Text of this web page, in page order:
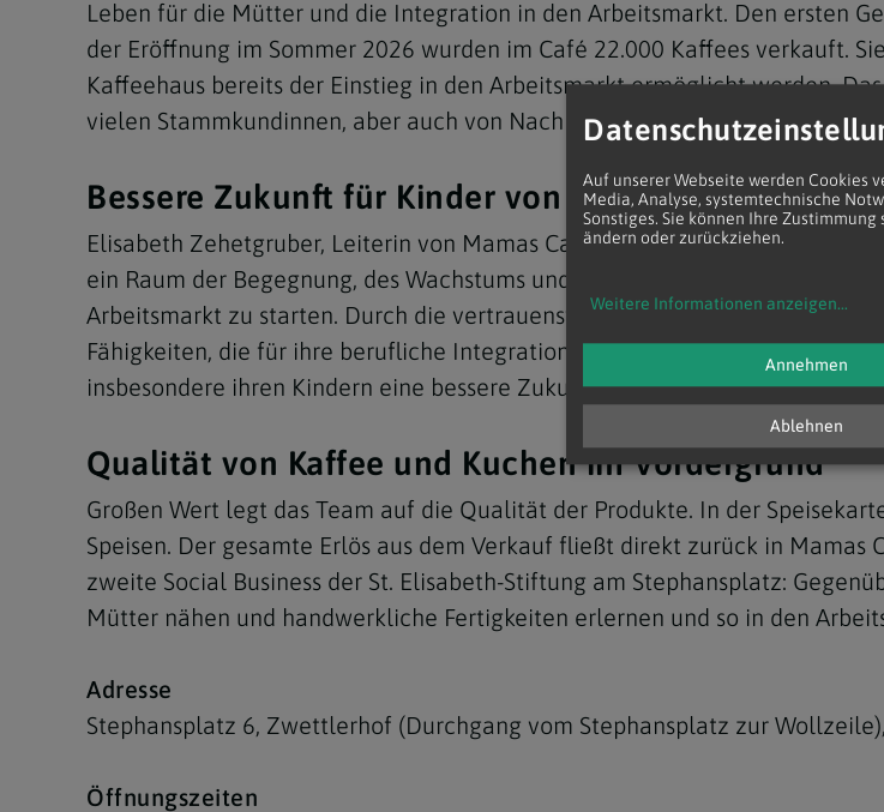
Leben für die Mütter und die Integration in den Arbeitsmarkt. Den ersten
der Eröffnung im Sommer 2026 wurden im Café 22.000 Kaffees verkauft.
Kaffeehaus bereits der Einstieg in den Arbeitsmarkt ermöglicht werden.
vielen Stammkundinnen, aber auch von Nachbarn, Touristinnen und Eltern
Bessere Zukunft für Kinder von Alleinerzieherinnen
Elisabeth Zehetgruber, Leiterin von Mamas Café, erzählt: „Mamas Café ist
ein Raum der Begegnung, des Wachstums und der Hoffnung. Die Arbeit
Arbeitsmarkt zu starten. Durch die vertrauensvolle Atmosphäre und die
Fähigkeiten, die für ihre berufliche Integration entscheidend sind. Diese
insbesondere ihren Kindern eine bessere Zukunft ermöglichen möchten.“
Qualität von Kaffee und Kuchen im Vordergrund
Großen Wert legt das Team auf die Qualität der Produkte. In der
Speisen. Der gesamte Erlös aus dem Verkauf fließt direkt zurück in
zweite Social Business der St. Elisabeth-Stiftung am Stephansplatz:
Mütter nähen und handwerkliche Fertigkeiten erlernen und so in den
Adresse
Stephansplatz 6, Zwettlerhof (Durchgang vom Stephansplatz zur
Öffnungszeiten
Auf unserer Webseite werden Cookies
Media, Analyse, systemtechnische
Sonstiges. Sie können Ihre
ändern oder zurückziehen.
Weitere Informationen anzeigen...
Ablehnen
Annehmen